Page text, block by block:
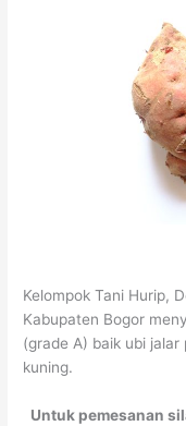
Kelompok Tani Hurip,
Kabupaten Bogor
(grade A) baik ubi
kuning.
Untuk pemesanan